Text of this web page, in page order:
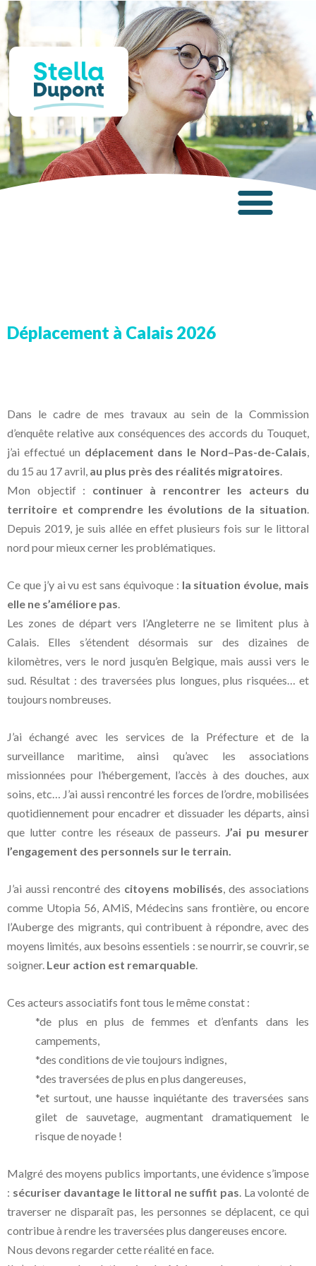
Panneau de gestion des cookies
Déplacement à Calais 2026
Dans le cadre de mes travaux au sein de la Commission
d’enquête relative aux conséquences des accords du Touquet,
j’ai effectué un déplacement dans le Nord–Pas-de-Calais,
du 15 au 17 avril, au plus près des réalités migratoires.
Mon objectif : continuer à rencontrer les acteurs du
territoire et comprendre les évolutions de la situation.
Depuis 2019, je suis allée en effet plusieurs fois sur le littoral
nord pour mieux cerner les problématiques.
Ce que j’y ai vu est sans équivoque : la situation évolue, mais
elle ne s’améliore pas.
Les zones de départ vers l’Angleterre ne se limitent plus à
Calais. Elles s’étendent désormais sur des dizaines de
kilomètres, vers le nord jusqu’en Belgique, mais aussi vers le
sud. Résultat : des traversées plus longues, plus risquées… et
toujours nombreuses.
J’ai échangé avec les services de la Préfecture et de la
surveillance maritime, ainsi qu’avec les associations
missionnées pour l’hébergement, l’accès à des douches, aux
soins, etc… J’ai aussi rencontré les forces de l’ordre, mobilisées
quotidiennement pour encadrer et dissuader les départs, ainsi
que lutter contre les réseaux de passeurs. J’ai pu mesurer
l’engagement des personnels sur le terrain.
J’ai aussi rencontré des citoyens mobilisés, des associations
comme Utopia 56, AMiS, Médecins sans frontière, ou encore
l’Auberge des migrants, qui contribuent à répondre, avec des
moyens limités, aux besoins essentiels : se nourrir, se couvrir, se
soigner. Leur action est remarquable.
Ces acteurs associatifs font tous le même constat :
*de plus en plus de femmes et d’enfants dans les
campements,
*des conditions de vie toujours indignes,
*des traversées de plus en plus dangereuses,
*et surtout, une hausse inquiétante des traversées sans
gilet de sauvetage, augmentant dramatiquement le
risque de noyade !
Malgré des moyens publics importants, une évidence s’impose
: sécuriser davantage le littoral ne suffit pas. La volonté de
traverser ne disparaît pas, les personnes se déplacent, ce qui
contribue à rendre les traversées plus dangereuses encore.
Nous devons regarder cette réalité en face.